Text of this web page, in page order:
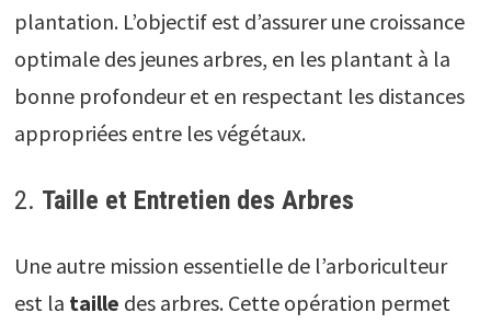
plantation. L’objectif est d’assurer une croissance
optimale des jeunes arbres, en les plantant à la
bonne profondeur et en respectant les distances
appropriées entre les végétaux.
2. Taille et Entretien des Arbres
Une autre mission essentielle de l’arboriculteur
est la taille des arbres. Cette opération permet